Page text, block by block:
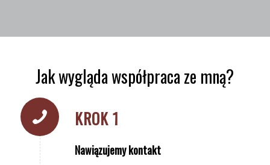
Jak wygląda współpraca ze mną?
KROK 1
Nawiązujemy kontakt